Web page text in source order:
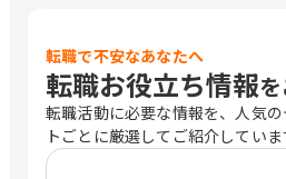
転職で不安なあなたへ
転職お役立ち情報
転職活動に必要な情報を、人気
トごとに厳選してご紹介していま